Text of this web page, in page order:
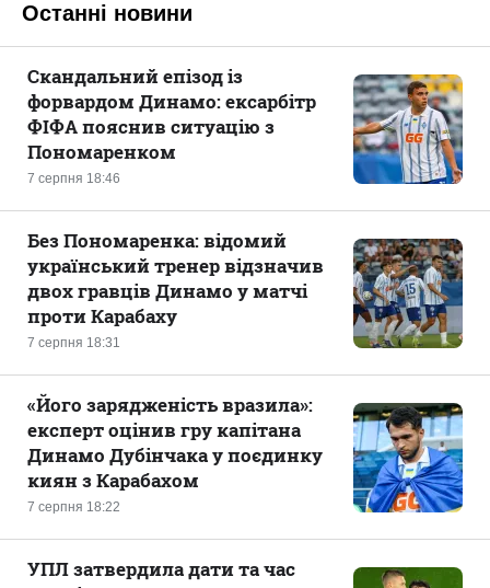
Останні новини
7 серпня 18:46
Скандальний епізод із
форвардом Динамо: ексарбітр
ФІФА пояснив ситуацію з
Пономаренком
7 серпня 18:31
Без Пономаренка: відомий
український тренер відзначив
двох гравців Динамо у матчі
проти Карабаху
7 серпня 18:22
«Його зарядженість вразила»:
експерт оцінив гру капітана
Динамо Дубінчака у поєдинку
киян з Карабахом
УПЛ затвердила дати та час